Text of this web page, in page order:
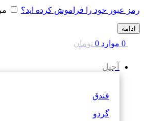
رمز عبور خود را فراموش کرده اید؟
ادامه
0 موارد 0 تومان
آجیل
فندق
گردو